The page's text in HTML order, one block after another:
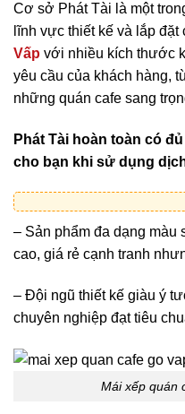
Cơ sở Phát Tài là một
lĩnh vực thiết kế và lắp đặt
Vấp với nhiều kích thước
yêu cầu của khách hàng,
những quán cafe sang
Phát Tài hoàn toàn có
cho bạn khi sử dụng
– Sản phẩm đa dạng màu
cao, giá rẻ cạnh tranh
– Đội ngũ thiết kế giàu ý
chuyên nghiệp đạt tiêu
Mái xếp quán